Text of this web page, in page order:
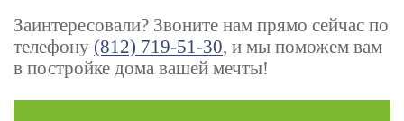
Заинтересовали? Звоните нам прямо сейчас по
телефону (812) 719-51-30, и мы поможем вам
в постройке дома вашей мечты!